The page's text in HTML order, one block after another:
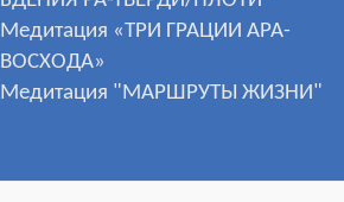
Медитация «ТРИ ГРАЦИИ АРА-
ВОСХОДА»
Медитация "МАРШРУТЫ ЖИЗНИ"